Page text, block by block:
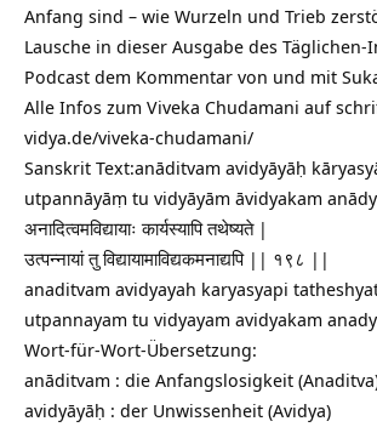
Anfang sind – wie Wurzeln und Trieb
Lausche in dieser Ausgabe des
Podcast dem Kommentar von und mit
Alle Infos zum Viveka Chudamani auf
vidya.de/viveka-chudamani/
Sanskrit Text:anāditvam avidyāyāḥ
utpannāyāṃ tu vidyāyām āvidyakam
अनादित्वमविद्यायाः कार्यस्यापि तथेष्यते |
उत्पन्नायां तु विद्यायामाविद्यकमनाद्यपि || १९८ ||
anaditvam avidyayah karyasyapi
utpannayam tu vidyayam avidyakam
Wort-für-Wort-Übersetzung:
anāditvam : die Anfangslosigkeit
avidyāyāḥ : der Unwissenheit (Avidya)